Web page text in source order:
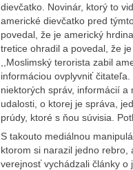
dievčatko. Novinár, ktorý to
americké dievčatko pred
povedal, že je americký
tretice ohradil a povedal, že
,,Moslimský terorista zabil
informáciou ovplyvniť
niektorých správ, informácií
udalosti, o ktorej je správa,
prúdy, ktoré s ňou súvisia.
S takouto mediálnou
ktorom si narazil jedno
verejnosť vychádzali články o